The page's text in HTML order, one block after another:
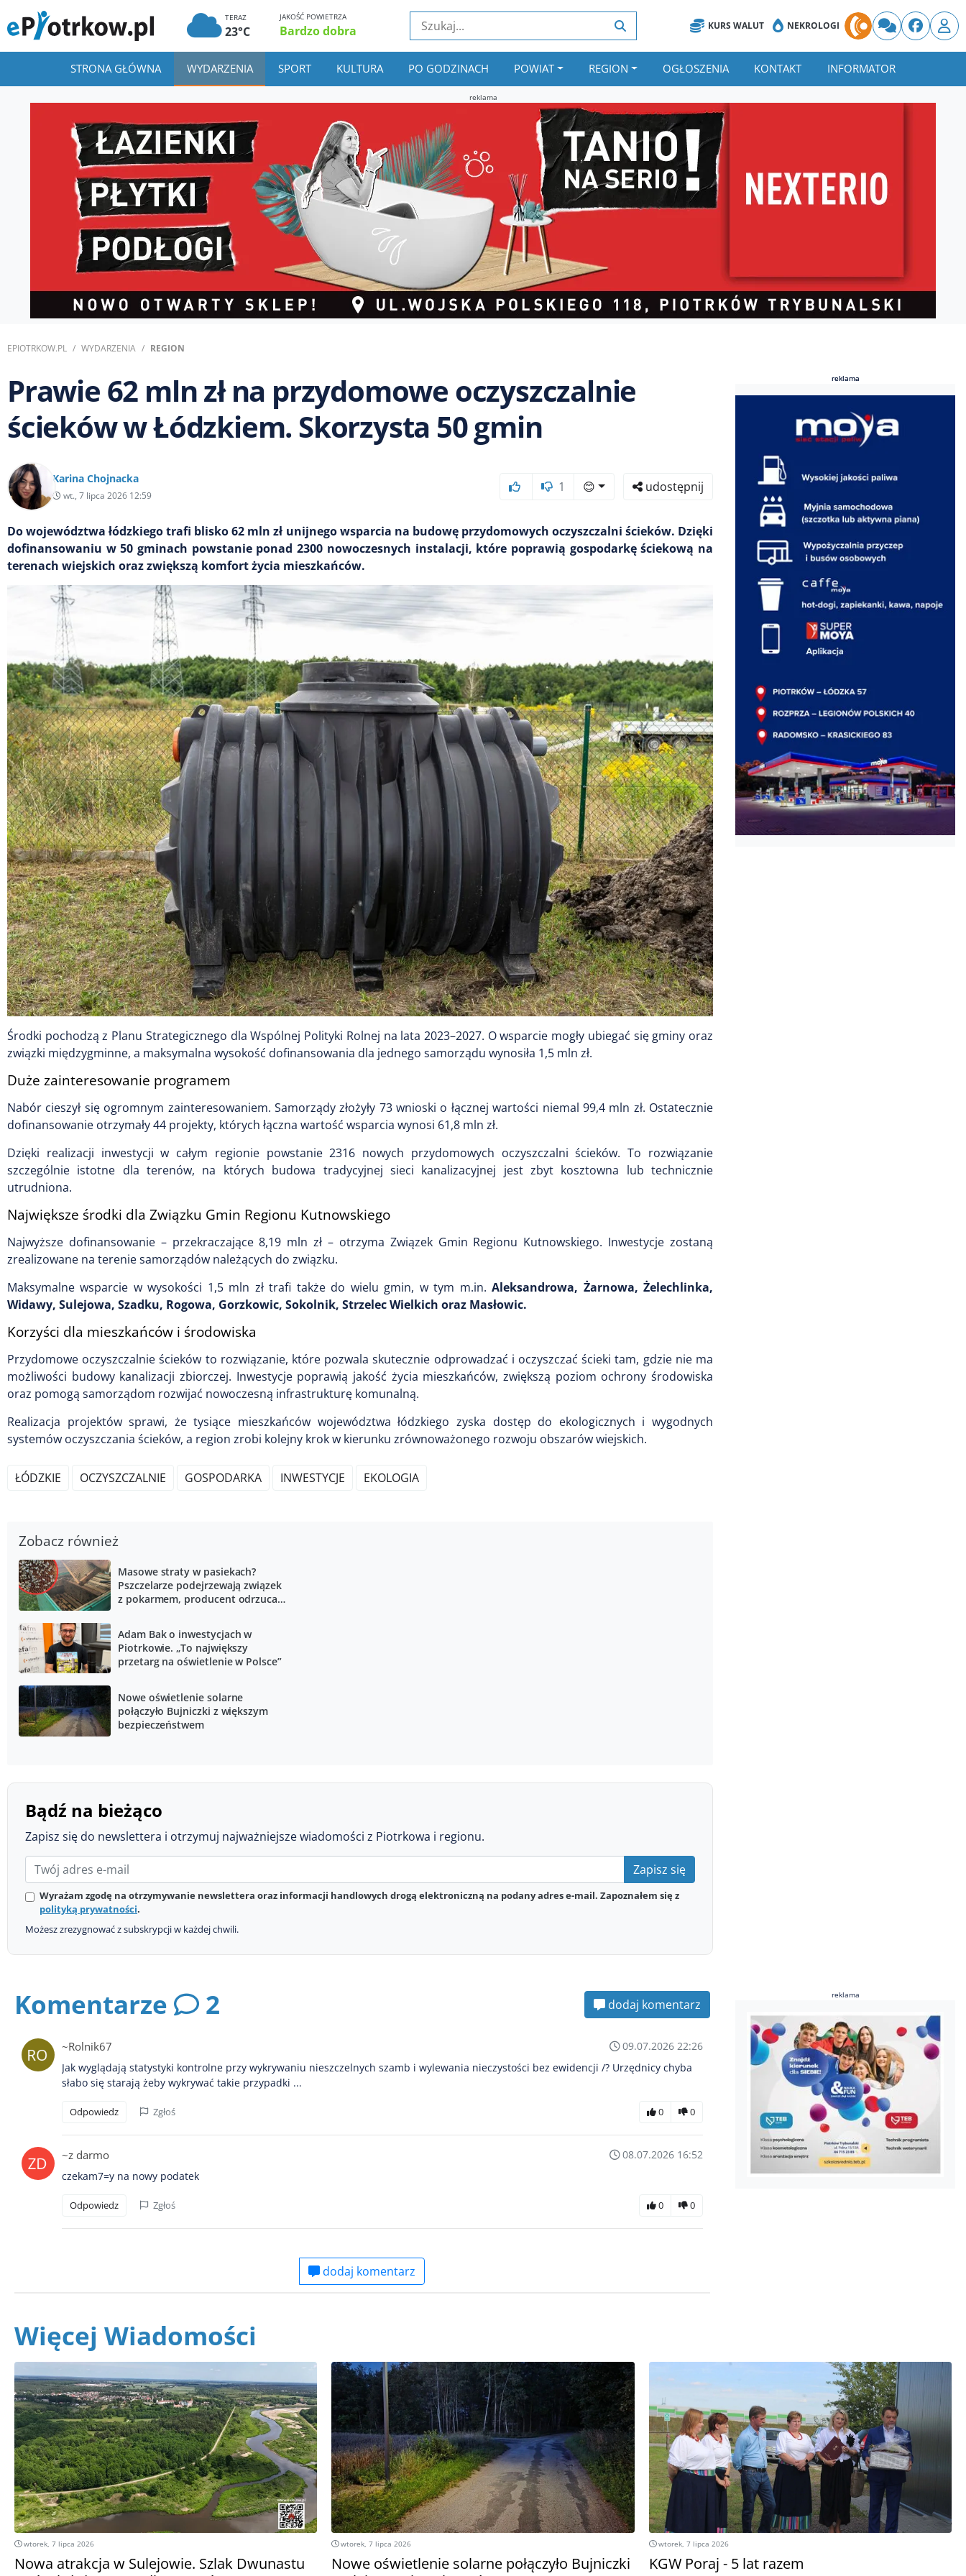
TERAZ
23°C
JAKOŚĆ POWIETRZA
Bardzo dobra KURS WALUT NEKROLOGI
STRONA GŁÓWNA WYDARZENIA SPORT KULTURA PO GODZINACH POWIAT REGION OGŁOSZENIA KONTAKT INFORMATOR
reklama
EPIOTRKOW.PL WYDARZENIA REGION
Prawie 62 mln zł na przydomowe oczyszczalnie
ścieków w Łódzkiem. Skorzysta 50 gmin
Karina Chojnacka
wt., 7 lipca 2026 12:59
1 😊 udostępnij
Do województwa łódzkiego trafi blisko 62 mln zł unijnego wsparcia na budowę przydomowych oczyszczalni ścieków. Dzięki
dofinansowaniu w 50 gminach powstanie ponad 2300 nowoczesnych instalacji, które poprawią gospodarkę ściekową na
terenach wiejskich oraz zwiększą komfort życia mieszkańców.
Środki pochodzą z Planu Strategicznego dla Wspólnej Polityki Rolnej na lata 2023–2027. O wsparcie mogły ubiegać się gminy oraz
związki międzygminne, a maksymalna wysokość dofinansowania dla jednego samorządu wynosiła 1,5 mln zł.
Duże zainteresowanie programem
Nabór cieszył się ogromnym zainteresowaniem. Samorządy złożyły 73 wnioski o łącznej wartości niemal 99,4 mln zł. Ostatecznie
dofinansowanie otrzymały 44 projekty, których łączna wartość wsparcia wynosi 61,8 mln zł.
Dzięki realizacji inwestycji w całym regionie powstanie 2316 nowych przydomowych oczyszczalni ścieków. To rozwiązanie
szczególnie istotne dla terenów, na których budowa tradycyjnej sieci kanalizacyjnej jest zbyt kosztowna lub technicznie
utrudniona.
Największe środki dla Związku Gmin Regionu Kutnowskiego
Najwyższe dofinansowanie – przekraczające 8,19 mln zł – otrzyma Związek Gmin Regionu Kutnowskiego. Inwestycje zostaną
zrealizowane na terenie samorządów należących do związku.
Maksymalne wsparcie w wysokości 1,5 mln zł trafi także do wielu gmin, w tym m.in. Aleksandrowa, Żarnowa, Żelechlinka,
Widawy, Sulejowa, Szadku, Rogowa, Gorzkowic, Sokolnik, Strzelec Wielkich oraz Masłowic.
Korzyści dla mieszkańców i środowiska
Przydomowe oczyszczalnie ścieków to rozwiązanie, które pozwala skutecznie odprowadzać i oczyszczać ścieki tam, gdzie nie ma
możliwości budowy kanalizacji zbiorczej. Inwestycje poprawią jakość życia mieszkańców, zwiększą poziom ochrony środowiska
oraz pomogą samorządom rozwijać nowoczesną infrastrukturę komunalną.
Realizacja projektów sprawi, że tysiące mieszkańców województwa łódzkiego zyska dostęp do ekologicznych i wygodnych
systemów oczyszczania ścieków, a region zrobi kolejny krok w kierunku zrównoważonego rozwoju obszarów wiejskich.
ŁÓDZKIE OCZYSZCZALNIE GOSPODARKA INWESTYCJE EKOLOGIA
Zobacz również
Masowe straty w pasiekach?
Pszczelarze podejrzewają związek
z pokarmem, producent odrzuca
Adam Bak o inwestycjach w
Piotrkowie. „To największy
przetarg na oświetlenie w Polsce”
Nowe oświetlenie solarne
połączyło Bujniczki z większym
bezpieczeństwem
Bądź na bieżąco
Zapisz się do newslettera i otrzymuj najważniejsze wiadomości z Piotrkowa i regionu.
Zapisz się
Wyrażam zgodę na otrzymywanie newslettera oraz informacji handlowych drogą elektroniczną na podany adres e-mail. Zapoznałem się z
polityką prywatności.
Możesz zrezygnować z subskrypcji w każdej chwili.
reklama
reklama
Komentarze 2 dodaj komentarz
~Rolnik67
09.07.2026 22:26
Jak wyglądają statystyki kontrolne przy wykrywaniu nieszczelnych szamb i wylewania nieczystości bez ewidencji /? Urzędnicy chyba
słabo się starają żeby wykrywać takie przypadki ...
Odpowiedz Zgłoś 0 0
~z darmo
08.07.2026 16:52
czekam7=y na nowy podatek
Odpowiedz Zgłoś 0 0
dodaj komentarz
reklama
Więcej Wiadomości
wtorek, 7 lipca 2026
Nowa atrakcja w Sulejowie. Szlak Dwunastu
wtorek, 7 lipca 2026
Nowe oświetlenie solarne połączyło Bujniczki
wtorek, 7 lipca 2026
KGW Poraj - 5 lat razem